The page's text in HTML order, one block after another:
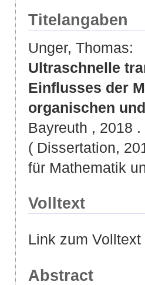
Titelangaben
Unger, Thomas:
Ultraschnelle
Einflusses der
organischen
Bayreuth , 2018
( Dissertation,
für Mathematik
Volltext
Link zum
Abstract